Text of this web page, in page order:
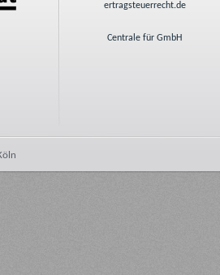
ertragsteuerrecht.de
Centrale für GmbH